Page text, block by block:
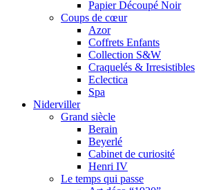
Papier Découpé Noir
Coups de cœur
Azor
Coffrets Enfants
Collection S&W
Craquelés & Irresistibles
Eclectica
Spa
Niderviller
Grand siècle
Berain
Beyerlé
Cabinet de curiosité
Henri IV
Le temps qui passe